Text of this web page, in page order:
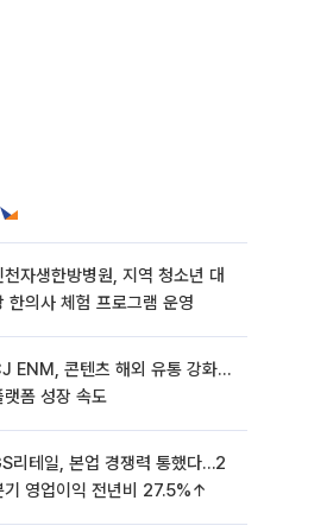
천자생한방병원, 지역 청소년 대
한의사 체험 프로그램 운영
ENM, 콘텐츠 해외 유통 강화…
랫폼 성장 속도
리테일, 본업 경쟁력 통했다…2
기 영업이익 전년비 27.5%↑